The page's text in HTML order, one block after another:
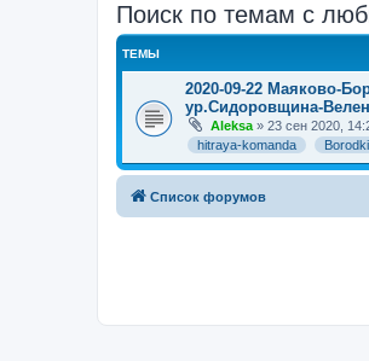
Поиск по темам с
ТЕМЫ
2020-09-22 Маяково-
ур.Сидоровщина-
Aleksa » 23 сен 2020,
hitraya-komanda
Список форумов